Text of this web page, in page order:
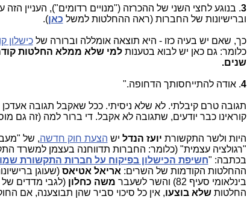
3. בנוגע לחצי השני של ההכרזה ("מנויים רדומים"), העניין
וברישיונות של החברות (ראה ההחלטות למשל כאן).
כך, שאם יש בעיה כזו - היא תוצאה אומללה וברורה שלכישלון
כלומר: גם כאן יש לבוא בטענותלמי שלא ממלא החלטות
שנים.
4. אודה להתייחסותך הדחופה."
תגובה טרם קיבלתי. לא שלא ניסיתי. ככל שאקבל תגובה
קוראינו כבר יודעים, שתגובה לא אקבל. די ברור למה (זה גם
היות ולשר התקשורת יועז הנדל יש הצעת חוק חדשה, של
"רגולציה עצמית" (כלומר: החברות תדווחנה בעצמן למשרד
בכתבה: "חשיפת הכישלון בפיקוח על חברות התקשורת
ההחלטות הקודמות של השרים: אריאל אטיאס(שעוגן
בינלאומי סעיף 82) והשר לשעבר
משה כחלון(לגבי מדדים
החלטות שלא בוצעו, אין כל סיכוי סביר שהן תבוצענה, אם